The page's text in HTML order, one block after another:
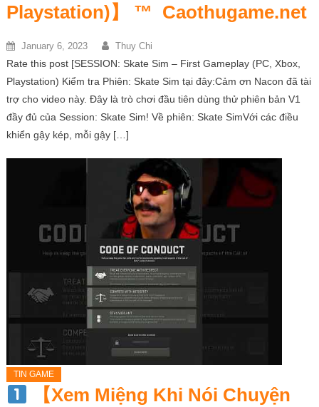
Playstation)】 ™ Caothugame.net
January 6, 2023 Thuy Chi
Rate this post [SESSION: Skate Sim – First Gameplay (PC, Xbox,
Playstation) Kiểm tra Phiên: Skate Sim tại đây:Cảm ơn Nacon đã tài
trợ cho video này. Đây là trò chơi đầu tiên dùng thử phiên bản V1
đầy đủ của Session: Skate Sim! Về phiên: Skate SimVới các điều
khiển gậy kép, mỗi gậy […]
TIN GAME
【Xem Miệng Khi Nói Chuyện